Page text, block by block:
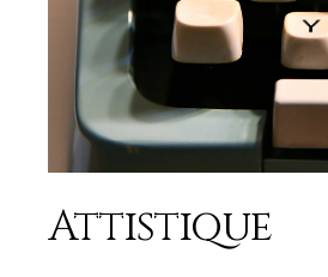
Attistique